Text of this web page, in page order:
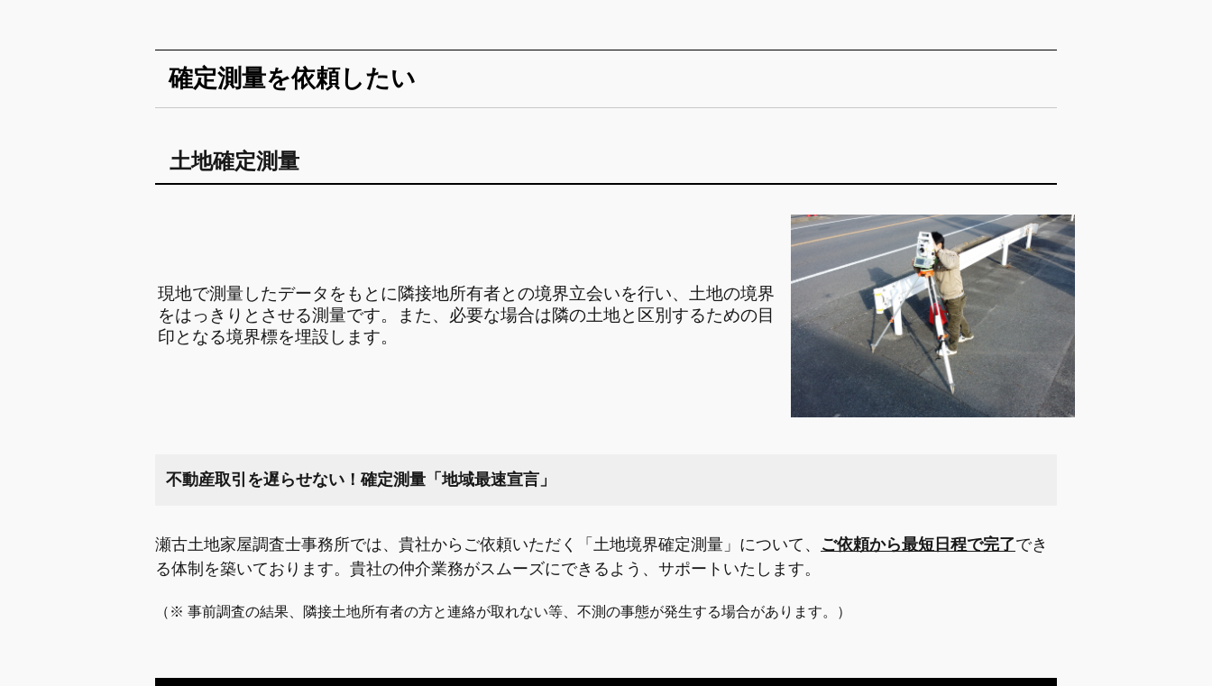
確定測量を依頼したい
土地確定測量
現地で測量したデータをもとに隣接地所有者との境界立会いを行い、土地の境界
をはっきりとさせる測量です。また、必要な場合は隣の土地と区別するための目
印となる境界標を埋設します。
不動産取引を遅らせない！確定測量「地域最速宣言」
瀬古土地家屋調査士事務所では、貴社からご依頼いただく「土地境界確定測量」について、 ご依頼から最短日程で完了でき
る体制を築いております。貴社の仲介業務がスムーズにできるよう、サポートいたします。
（※ 事前調査の結果、隣接土地所有者の方と連絡が取れない等、不測の事態が発生する場合があります。 ）